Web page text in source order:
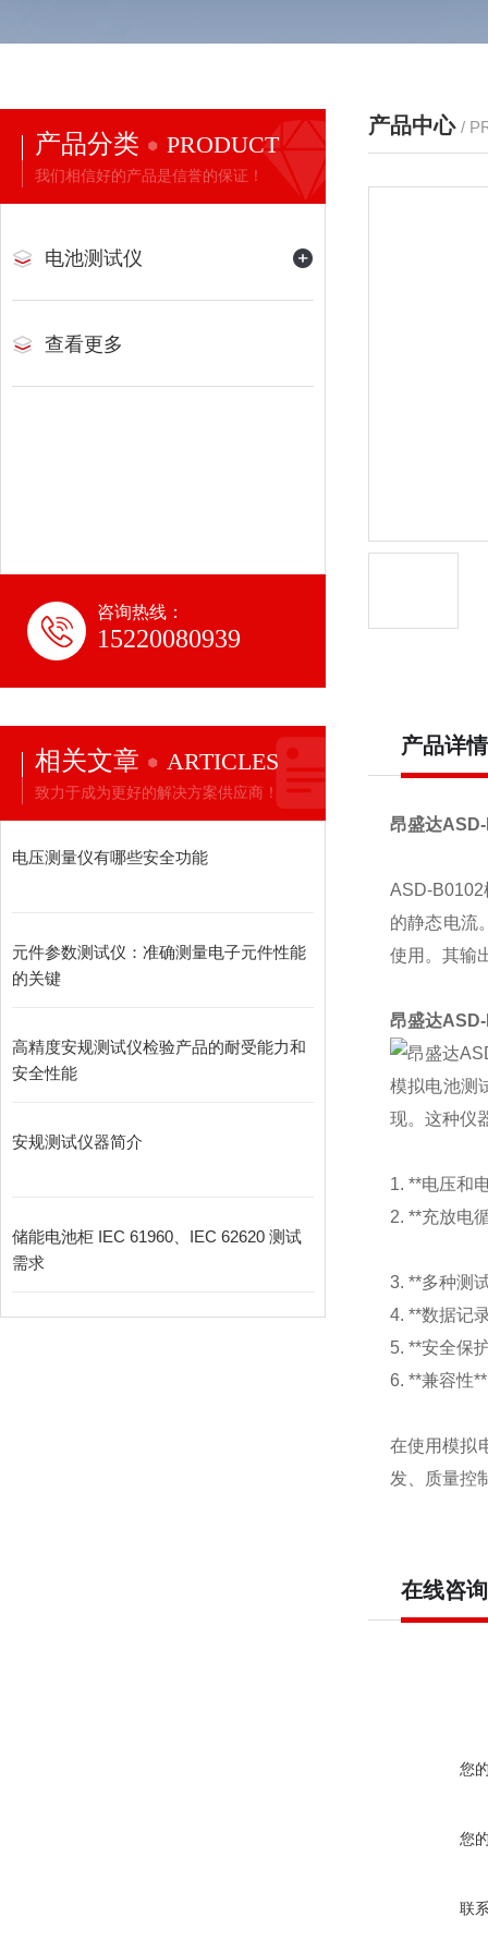
产品分类 PRODUCT
我们相信好的产品是信誉的保证！
电池测试仪
查看更多
咨询热线：
15220080939
相关文章 ARTICLES
致力于成为更好的解决方案供应商！
电压测量仪有哪些安全功能
元件参数测试仪：准确测量电子元件性能
的关键
高精度安规测试仪检验产品的耐受能力和
安全性能
安规测试仪器简介
储能电池柜 IEC 61960、IEC 62620 测试
需求
产品中心 /
产品详情
昂盛达
ASD-B0102
的静态电流
使用。其输
昂盛达
模拟电池测
现。这种仪
1. **电压和
2. **充放电
3. **多种测
4. **数据记
5. **安全保
6. **兼容性**
在使用模拟
发、质量控
在线咨询
您
您
联